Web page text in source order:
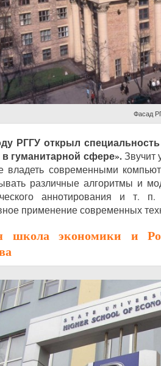
Фасад
РГГУ открыл
гуманитарной сфере».Звучит
владеть современными
различные алгоритмы и
аннотирования и т.
применение современных
школа экономики и